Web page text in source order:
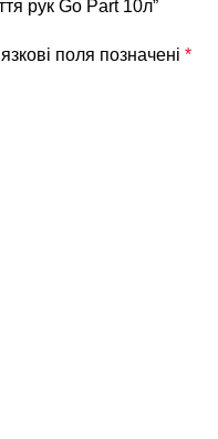
рук Go Part 10л”
поля позначені *